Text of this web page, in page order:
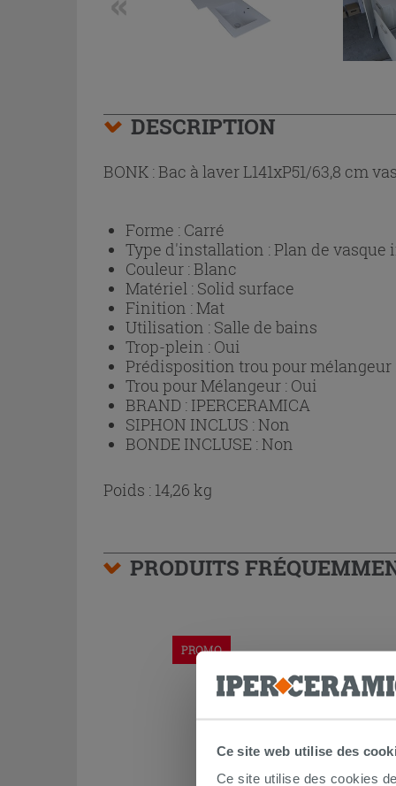
Ce site web utilise des
Ce site utilise des cookies
DESCRIPTION
BONK : Bac à laver L141xP51/63,8 cm
Forme : Carré
Type d'installation :Plan de vasque
Couleur :Blanc
Matériel : Solid surface
Finition :Mat
Utilisation : Salle de bains
Trop-plein : Oui
Prédisposition trou pour mélangeur
Trou pour Mélangeur : Oui
BRAND : IPERCERAMICA
SIPHON INCLUS :Non
BONDE INCLUSE :Non
Poids : 14,26 kg
PRODUITS
PROMO